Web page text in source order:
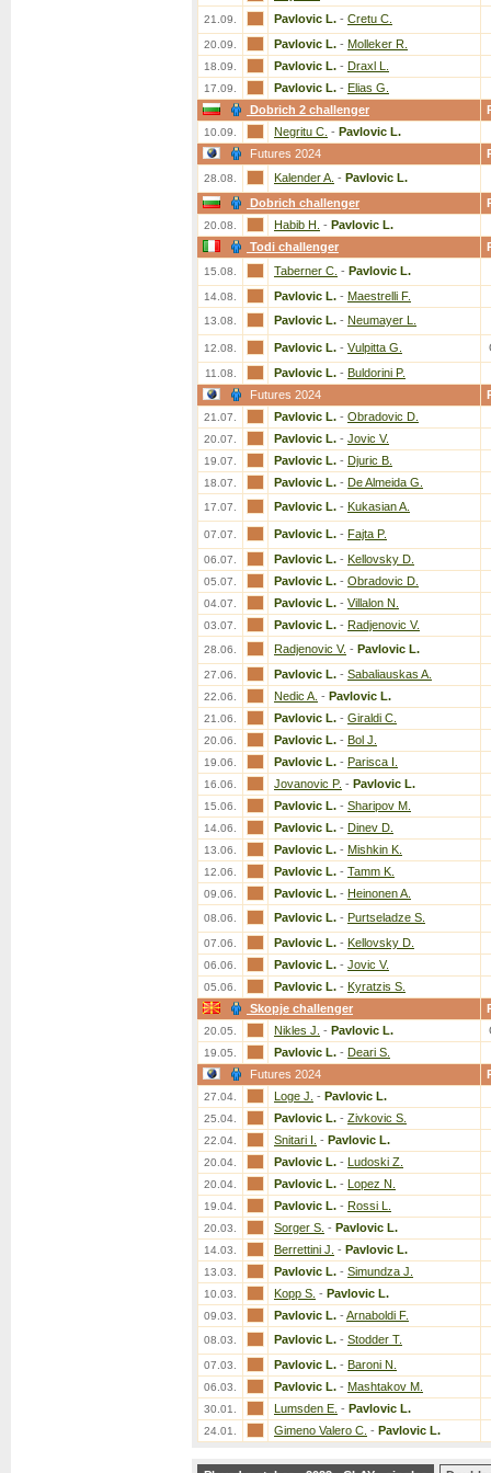
21.09. Pavlovic L. - Cretu C.
20.09. Pavlovic L. - Molleker R.
18.09. Pavlovic L. - Draxl L.
17.09. Pavlovic L. - Elias G.
Dobrich 2 challenger
10.09. Negritu C. - Pavlovic L.
Futures 2024
28.08. Kalender A. - Pavlovic L.
Dobrich challenger
20.08. Habib H. - Pavlovic L.
Todi challenger
15.08. Taberner C. - Pavlovic L.
14.08. Pavlovic L. - Maestrelli F.
13.08. Pavlovic L. - Neumayer L.
12.08. Pavlovic L. - Vulpitta G.
11.08. Pavlovic L. - Buldorini P.
Futures 2024
21.07. Pavlovic L. - Obradovic D.
20.07. Pavlovic L. - Jovic V.
19.07. Pavlovic L. - Djuric B.
18.07. Pavlovic L. - De Almeida G.
17.07. Pavlovic L. - Kukasian A.
07.07. Pavlovic L. - Fajta P.
06.07. Pavlovic L. - Kellovsky D.
05.07. Pavlovic L. - Obradovic D.
04.07. Pavlovic L. - Villalon N.
03.07. Pavlovic L. - Radjenovic V.
28.06. Radjenovic V. - Pavlovic L.
27.06. Pavlovic L. - Sabaliauskas A.
22.06. Nedic A. - Pavlovic L.
21.06. Pavlovic L. - Giraldi C.
20.06. Pavlovic L. - Bol J.
19.06. Pavlovic L. - Parisca I.
16.06. Jovanovic P. - Pavlovic L.
15.06. Pavlovic L. - Sharipov M.
14.06. Pavlovic L. - Dinev D.
13.06. Pavlovic L. - Mishkin K.
12.06. Pavlovic L. - Tamm K.
09.06. Pavlovic L. - Heinonen A.
08.06. Pavlovic L. - Purtseladze S.
07.06. Pavlovic L. - Kellovsky D.
06.06. Pavlovic L. - Jovic V.
05.06. Pavlovic L. - Kyratzis S.
Skopje challenger
20.05. Nikles J. - Pavlovic L.
19.05. Pavlovic L. - Deari S.
Futures 2024
27.04. Loge J. - Pavlovic L.
25.04. Pavlovic L. - Zivkovic S.
22.04. Snitari I. - Pavlovic L.
20.04. Pavlovic L. - Ludoski Z.
20.04. Pavlovic L. - Lopez N.
19.04. Pavlovic L. - Rossi L.
20.03. Sorger S. - Pavlovic L.
14.03. Berrettini J. - Pavlovic L.
13.03. Pavlovic L. - Simundza J.
10.03. Kopp S. - Pavlovic L.
09.03. Pavlovic L. - Arnaboldi F.
08.03. Pavlovic L. - Stodder T.
07.03. Pavlovic L. - Baroni N.
06.03. Pavlovic L. - Mashtakov M.
30.01. Lumsden E. - Pavlovic L.
24.01. Gimeno Valero C. - Pavlovic L.